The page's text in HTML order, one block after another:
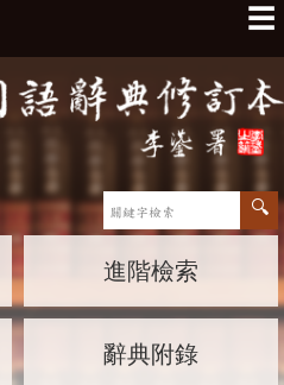
☰
進階檢索
辭典附錄